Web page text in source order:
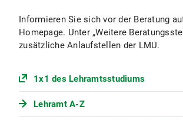
Informieren Sie sich vor der Beratung
Homepage. Unter „Weitere
zusätzliche Anlaufstellen der LMU.
1x1 des Lehramtsstudiums
Lehramt A-Z